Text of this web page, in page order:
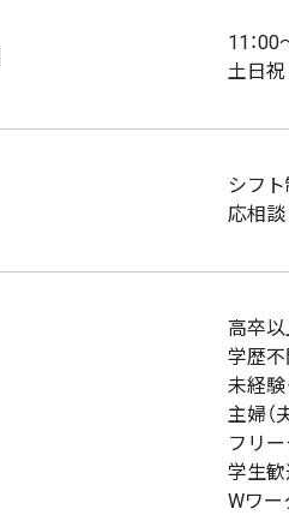
11：
土日
シフト
応相談
高卒以
学歴不
未経験
主婦（
フリ
学生
Wワー